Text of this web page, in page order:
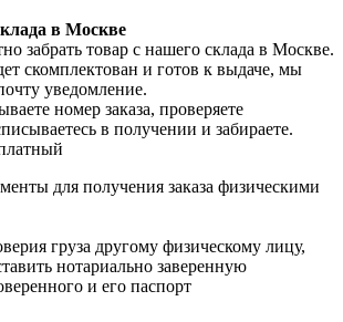
в Москве
забрать товар с нашего склада в Москве.
скомплектован и готов к выдаче, мы
уведомление.
номер заказа, проверяете
в получении и забираете.
для получения заказа физическими
груза другому физическому лицу,
нотариально заверенную
и его паспорт